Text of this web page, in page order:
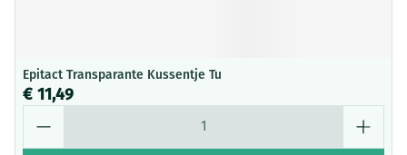
Epitact Transparante Kussentje Tu
€ 11,49